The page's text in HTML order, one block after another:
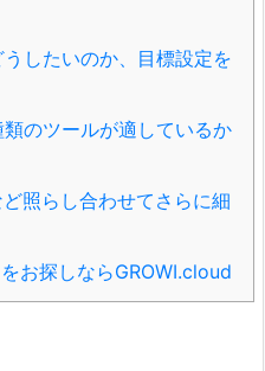
したいのか、目標設定を
のツールが適しているか
照らし合わせてさらに細
お探しならGROWI.cloud